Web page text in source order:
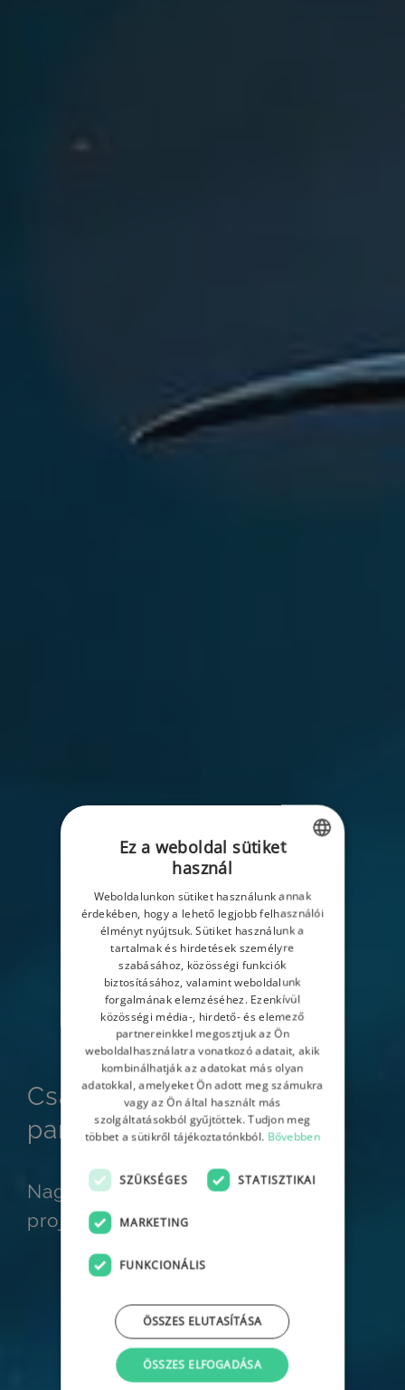
Csatlakozz AI beszállító
partnereink közé!
Nagyvállalati ügyfelek, stabil
projektek, szakmai kihívások.
ENGLISH
HUNGARIAN
Ez a weboldal sütiket
használ
Weboldalunkon sütiket használunk annak
érdekében, hogy a lehető legjobb felhasználói
élményt nyújtsuk. Sütiket használunk a
tartalmak és hirdetések személyre
szabásához, közösségi funkciók
biztosításához, valamint weboldalunk
forgalmának elemzéséhez. Ezenkívül
közösségi média-, hirdető- és elemező
partnereinkkel megosztjuk az Ön
weboldalhasználatra vonatkozó adatait, akik
kombinálhatják az adatokat más olyan
adatokkal, amelyeket Ön adott meg számukra
vagy az Ön által használt más
szolgáltatásokból gyűjtöttek. Tudjon meg
többet a sütikről tájékoztatónkból. Bővebben
SZÜKSÉGES STATISZTIKAI
MARKETING
FUNKCIONÁLIS
ÖSSZES ELFOGADÁSA
ÖSSZES ELUTASÍTÁSA